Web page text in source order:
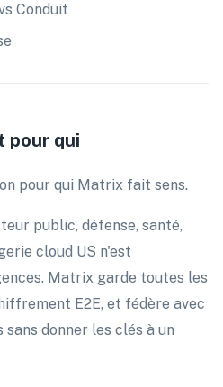
Conduit
pour qui
pour qui Matrix fait sens.
public, défense, santé,
cloud US n'est
Matrix garde toutes les
E2E, et fédère avec
donner les clés à un